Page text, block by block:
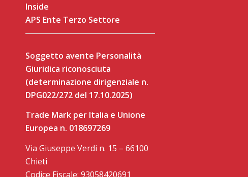
Inside
APS Ente Terzo Settore
Soggetto avente Personalità
Giuridica riconosciuta
(determinazione dirigenziale n.
DPG022/272 del 17.10.2025)
Trade Mark per Italia e Unione
Europea n. 018697269
Via Giuseppe Verdi n. 15 – 66100
Chieti
Codice Fiscale: 93058420691